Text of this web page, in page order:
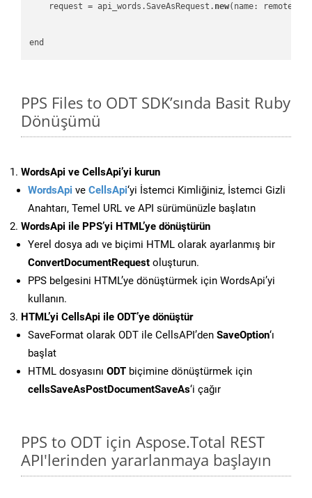
    request = api_words.SaveAsRequest.
new(name:
PPS Files to ODT SDK’sında Basit Ruby
Dönüşümü
WordsApi ve CellsApi’yi kurun
WordsApi ve CellsApi‘yi İstemci Kimliğiniz, İstemci Gizli
Anahtarı, Temel URL ve API sürümünüzle başlatın
WordsApi ile PPS’yi HTML’ye dönüştürün
Yerel dosya adı ve biçimi HTML olarak ayarlanmış bir
ConvertDocumentRequest oluşturun.
PPS belgesini HTML’ye dönüştürmek için WordsApi’yi
kullanın.
HTML’yi CellsApi ile ODT’ye dönüştür
SaveFormat olarak ODT ile CellsAPI’den SaveOption‘ı
başlat
HTML dosyasını ODT biçimine dönüştürmek için
cellsSaveAsPostDocumentSaveAs‘i çağır
PPS to ODT için Aspose.Total REST
API'lerinden yararlanmaya başlayın